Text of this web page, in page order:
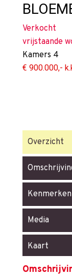
Verkocht
vrijstaande
Kamers 4
€ 900.000,-
Overzicht
Kenmerken
Media
Kaart